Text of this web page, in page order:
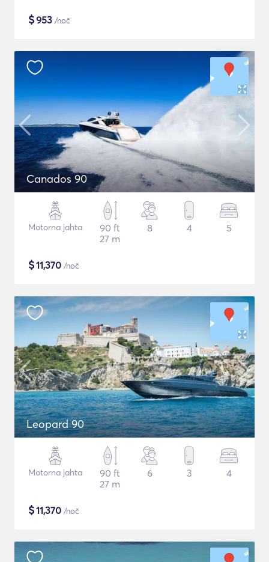
$953 /noč
Canados 90
Motorna jahta
90 ft
27 m
8 4 5
$11,370 /noč
Leopard 90
Motorna jahta
90 ft
27 m
6 3 4
$11,370 /noč